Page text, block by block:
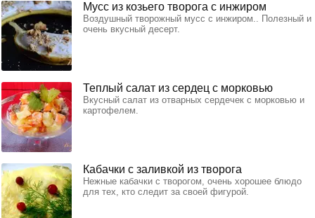
Мусс из козьего творога с инжиром
Воздушный творожный мусс с инжиром.. Полезный и
очень вкусный десерт.
Теплый салат из сердец с морковью
Вкусный салат из отварных сердечек с морковью и
картофелем.
Кабачки с заливкой из творога
Нежные кабачки с творогом, очень хорошее блюдо
для тех, кто следит за своей фигурой.